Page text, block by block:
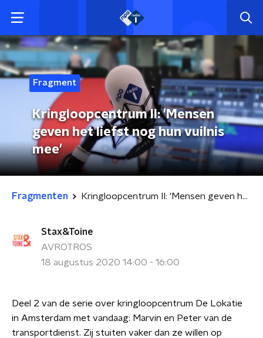
Fragment
Kringloopcentrum II: 'Mensen
geven het liefst nog hun vuilnis
mee'
Fragmenten Kringloopcentrum II: 'Mensen geven het liefst nog hun vuilnis mee'
Stax&Toine
AVROTROS
18 augustus 2020 14:00 - 16:00
Deel 2 van de serie over kringloopcentrum De Lokatie
in Amsterdam met vandaag: Marvin en Peter van de
transportdienst. Zij stuiten vaker dan ze willen op